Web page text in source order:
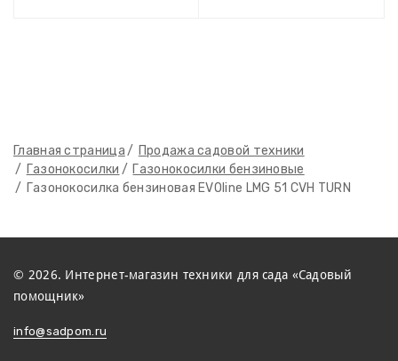
Главная страница
Продажа садовой техники
Газонокосилки
Газонокосилки бензиновые
Газонокосилка бензиновая EVOline LMG 51 CVH TURN
© 2026. Интернет-магазин техники для сада «Садовый
помощник»
info@sadpom.ru